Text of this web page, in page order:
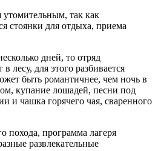
утомительным, так как
стоянки для отдыха, приема
дней, то отряд
лесу, для этого разбивается
быть романтичнее, чем ночь в
купание лошадей, песни под
и чашка горячего чая, сваренного
похода, программа лагеря
развлекательные